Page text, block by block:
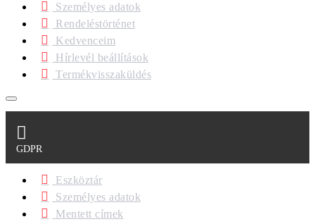
Személyes adatok
Rendeléstörténet
Kedvenceim
Hírlevél beállítások
Termékvisszaküldés
GDPR
Eszköztár
Személyes adatok
Mentett címek